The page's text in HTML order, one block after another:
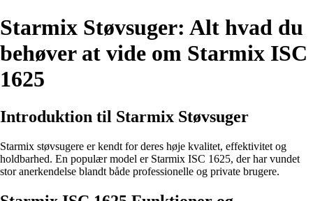
Starmix Støvsuger: Alt hvad du
behøver at vide om Starmix ISC
1625
Introduktion til Starmix Støvsuger
Starmix støvsugere er kendt for deres høje kvalitet, effektivitet og
holdbarhed. En populær model er Starmix ISC 1625, der har vundet
stor anerkendelse blandt både professionelle og private brugere.